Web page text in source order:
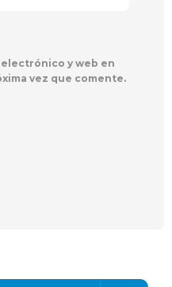
y web en
vez que comente.